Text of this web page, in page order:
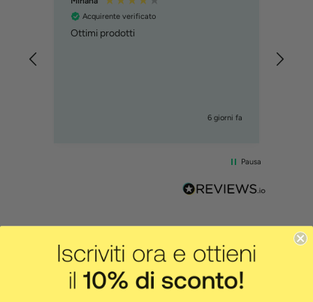
Acquirente verificato
Ottimi prodotti
6 giorni fa
Pausa